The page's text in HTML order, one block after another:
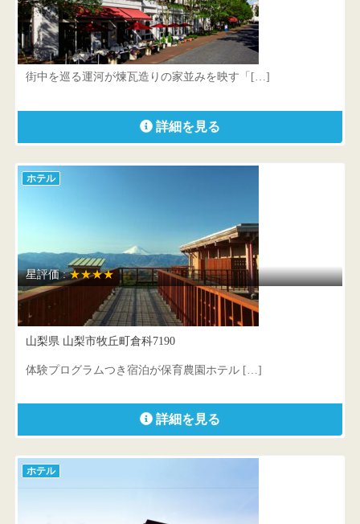
ホテルアムステルダム
長崎県 佐世保市ハウステンボス町7-7
街中を巡る運河が煉瓦造りの家並みを映す「[…]
詳細を見る
ホテル
星評価 :★★★★
保健農園ホテルフフ山梨
山梨県 山梨市牧丘町倉科7190
体験プログラムつき宿泊が保育農園ホテル […]
詳細を見る
ホテル